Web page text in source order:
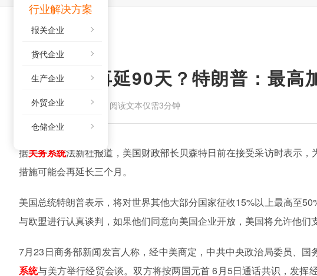
行业解决方案
报关企业
货代企业
生产企业
外贸企业
仓储企业
中美关税再延90天？特朗普：最高
来源： 2026-05-06 阅读文本仅需3分钟
据关务系统法新社报道，美国财政部长贝森特日前在接受采访时表示
措施可能会再延长三个月。
美国总统特朗普表示，将对世界其他大部分国家征收15%以上最高至
与欧盟进行认真谈判，如果他们同意向美国企业开放，美国将允许他们
7月23日商务部新闻发言人称，经中美商定，中共中央政治局委员、国
系统与美方举行经贸会谈。双方将按两国元首6月5日通话共识，发挥